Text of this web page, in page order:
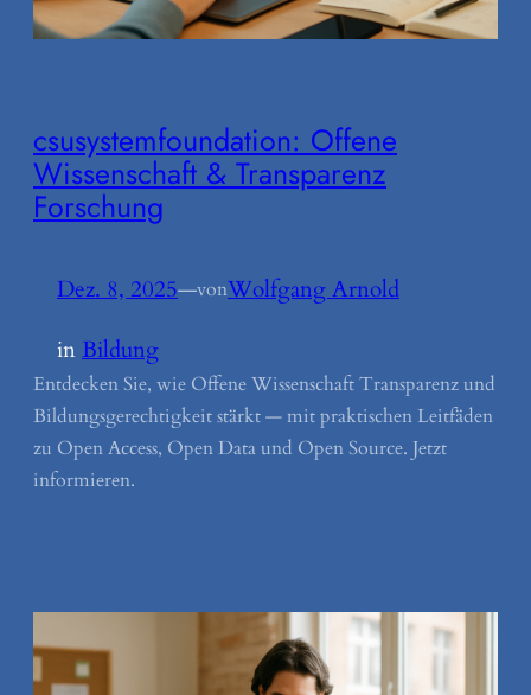
csusystemfoundation: Offene
Wissenschaft & Transparenz
Forschung
Dez. 8, 2025—vonWolfgang Arnold
inBildung
Entdecken Sie, wie Offene Wissenschaft Transparenz und
Bildungsgerechtigkeit stärkt — mit praktischen Leitfäden
zu Open Access, Open Data und Open Source. Jetzt
informieren.